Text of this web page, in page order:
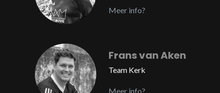
Meer info?
Frans van Aken
Team Kerk
Meer info?